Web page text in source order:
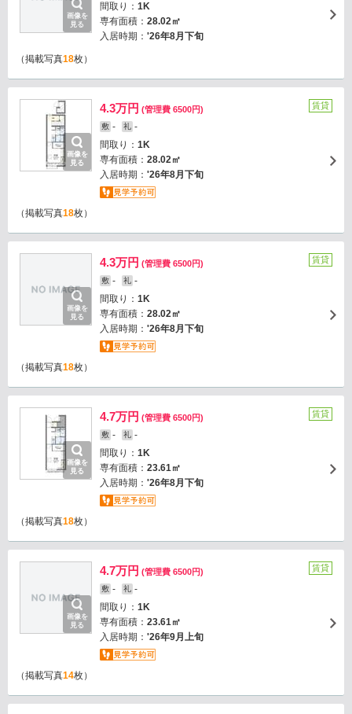
画像を
見る
間取り： 1K
専有面積： 28.02㎡
入居時期： '26年8月下旬
（掲載写真18枚）
画像を
見る
4.3万円 (管理費 6500円)
敷 - 礼 -
間取り： 1K
専有面積： 28.02㎡
入居時期： '26年8月下旬
賃貸
（掲載写真18枚）
画像を
見る
4.3万円 (管理費 6500円)
敷 - 礼 -
間取り： 1K
専有面積： 28.02㎡
入居時期： '26年8月下旬
賃貸
（掲載写真18枚）
画像を
見る
4.7万円 (管理費 6500円)
敷 - 礼 -
間取り： 1K
専有面積： 23.61㎡
入居時期： '26年8月下旬
賃貸
（掲載写真18枚）
画像を
見る
4.7万円 (管理費 6500円)
敷 - 礼 -
間取り： 1K
専有面積： 23.61㎡
入居時期： '26年9月上旬
賃貸
（掲載写真14枚）